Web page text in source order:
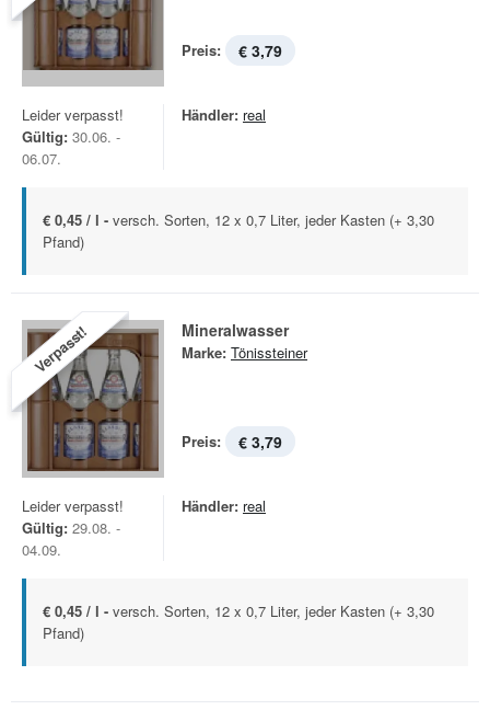
Preis: € 3,79
Leider verpasst!
Gültig: 30.06. -
06.07.
Händler: real
€ 0,45 / l - versch. Sorten, 12 x 0,7 Liter, jeder Kasten (+ 3,30
Pfand)
Verpasst! Mineralwasser
Marke: Tönissteiner
Preis: € 3,79
Leider verpasst!
Gültig: 29.08. -
04.09.
Händler: real
€ 0,45 / l - versch. Sorten, 12 x 0,7 Liter, jeder Kasten (+ 3,30
Pfand)